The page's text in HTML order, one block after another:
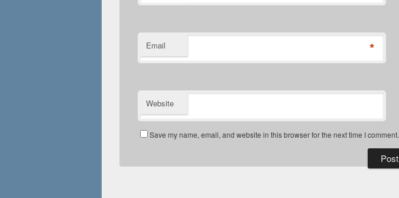
Email *
Website
Save my name, email, and website in this browser for the next time I comment.